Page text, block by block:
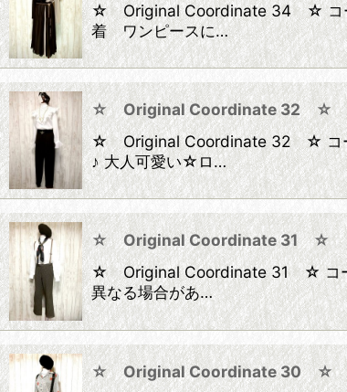
☆ Original Coordinate 34 ☆ コーデ
着 ワンピースに…
☆ Original Coordinate 32 ☆
☆ Original Coordinate 32 ☆ コーデ
♪ 大人可愛い☆ロ…
☆ Original Coordinate 31 ☆
☆ Original Coordinate 31 ☆ コーデ
異なる場合があ…
☆ Original Coordinate 30 ☆